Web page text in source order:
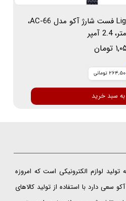
کابل تبدیل USB به Lightning فست شارژ آکو مدل AC-66،
تومانی
به سبد خرید
لوازم الکترونیکی است که امروزه
سعی دارد با استفاده از تولید کالاهای